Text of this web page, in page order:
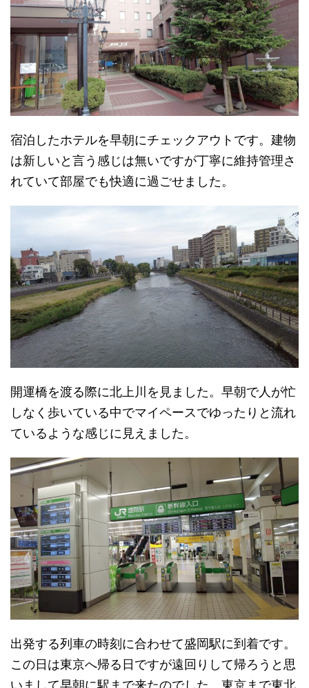
宿泊したホテルを早朝にチェックアウトです。建物
は新しいと言う感じは無いですが丁寧に維持管理さ
れていて部屋でも快適に過ごせました。
開運橋を渡る際に北上川を見ました。早朝で人が忙
しなく歩いている中でマイペースでゆったりと流れ
ているような感じに見えました。
出発する列車の時刻に合わせて盛岡駅に到着です。
この日は東京へ帰る日ですが遠回りして帰ろうと思